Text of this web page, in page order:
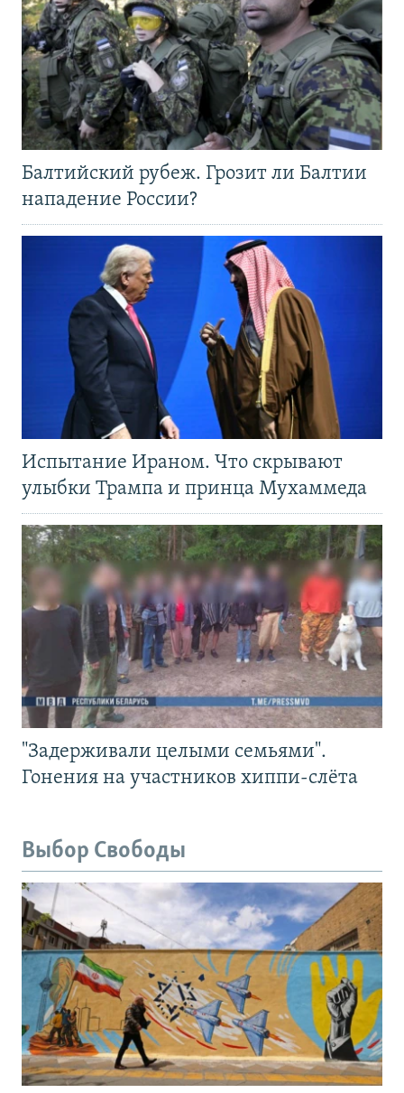
Балтийский рубеж. Грозит ли Балтии
нападение России?
Испытание Ираном. Что скрывают
улыбки Трампа и принца Мухаммеда
"Задерживали целыми семьями".
Гонения на участников хиппи-слёта
Выбор Свободы